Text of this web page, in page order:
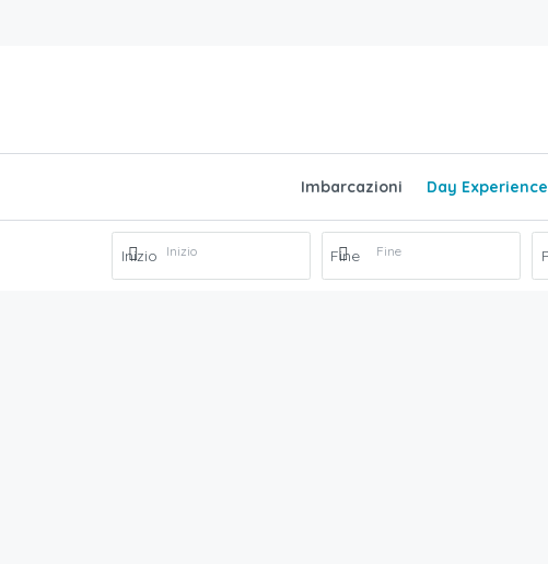
Imbarcazioni Day Experience
Inizio Fine